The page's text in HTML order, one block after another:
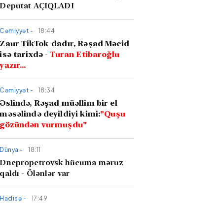
Deputat AÇIQLADI
Cəmiyyət - 18:44
Zaur TikTok-dadır, Rəşad Məcid
isə tarixdə -Turan Etibaroğlu
yazır…
Cəmiyyət - 18:34
Əslində, Rəşad müəllim bir el
məsəlində deyildiyi kimi:"Quşu
gözündən vurmuşdu"
Dünya - 18:11
Dnepropetrovsk hücuma məruz
qaldı - Ölənlər var
Hadisə - 17:49